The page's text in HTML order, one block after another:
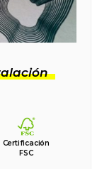
Certificación
FSC